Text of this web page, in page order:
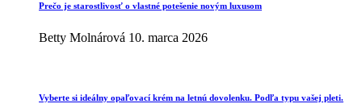
Prečo je starostlivosť o vlastné potešenie novým luxusom
Betty Molnárová 10. marca 2026
Vyberte si ideálny opaľovací krém na letnú dovolenku. Podľa typu vašej pleti.